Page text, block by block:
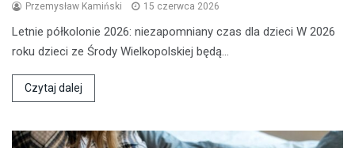
Przemysław Kamiński 15 czerwca 2026
Letnie półkolonie 2026: niezapomniany czas dla dzieci W 2026
roku dzieci ze Środy Wielkopolskiej będą…
Czytaj dalej